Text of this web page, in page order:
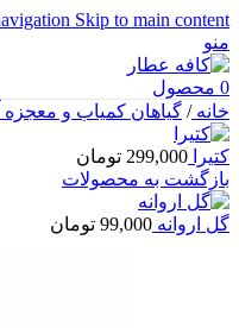
Skip to main content
منو
0 محصول
خانه/ گیاهان کمیاب و
کتیرا 299,000 تومان
بازگشت به محصولات
گل اروانه 99,000 تومان